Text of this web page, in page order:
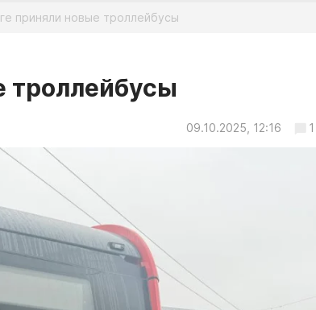
приняли новые троллейбусы
троллейбусы
09.10.2025, 12:16 1